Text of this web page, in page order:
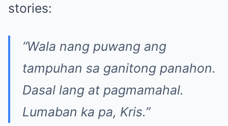
stories:
“Wala nang puwang ang
tampuhan sa ganitong panahon.
Dasal lang at pagmamahal.
Lumaban ka pa, Kris.”